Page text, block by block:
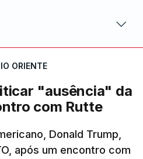
ORIENTE
"ausência" da
com Rutte
Donald Trump,
após um encontro com